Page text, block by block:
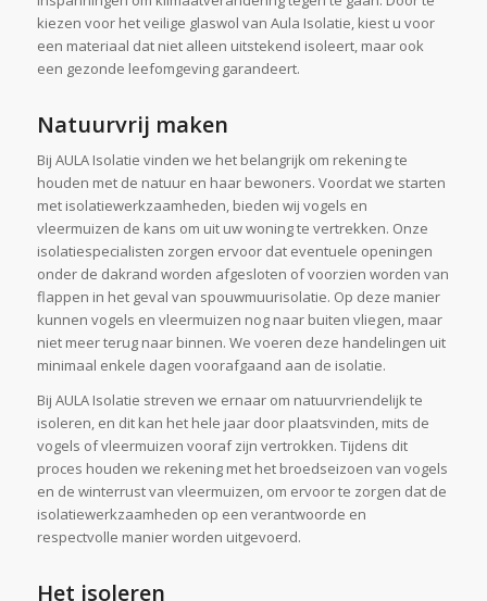
kiezen voor het veilige glaswol van Aula Isolatie, kiest u voor
een materiaal dat niet alleen uitstekend isoleert, maar ook
een gezonde leefomgeving garandeert.
Natuurvrij maken
Bij AULA Isolatie vinden we het belangrijk om rekening te
houden met de natuur en haar bewoners. Voordat we starten
met isolatiewerkzaamheden, bieden wij vogels en
vleermuizen de kans om uit uw woning te vertrekken. Onze
isolatiespecialisten zorgen ervoor dat eventuele openingen
onder de dakrand worden afgesloten of voorzien worden van
flappen in het geval van spouwmuurisolatie. Op deze manier
kunnen vogels en vleermuizen nog naar buiten vliegen, maar
niet meer terug naar binnen. We voeren deze handelingen uit
minimaal enkele dagen voorafgaand aan de isolatie.
Bij AULA Isolatie streven we ernaar om natuurvriendelijk te
isoleren, en dit kan het hele jaar door plaatsvinden, mits de
vogels of vleermuizen vooraf zijn vertrokken. Tijdens dit
proces houden we rekening met het broedseizoen van vogels
en de winterrust van vleermuizen, om ervoor te zorgen dat de
isolatiewerkzaamheden op een verantwoorde en
respectvolle manier worden uitgevoerd.
Het isoleren